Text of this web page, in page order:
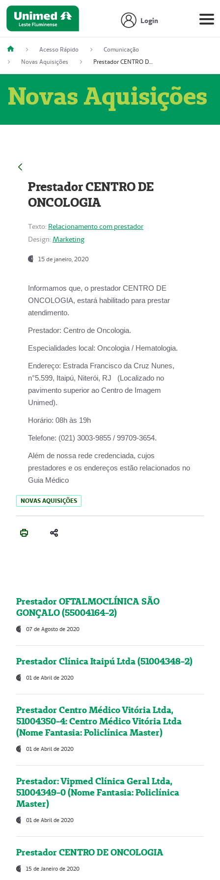
Login
Acesso Rápido
Comunicação
Novas Aquisições
Prestador CENTRO DE ONCOLOGIA
Novas Aquisições
Prestador CENTRO DE
ONCOLOGIA
Texto: Relacionamento com prestador
Design: Marketing
15 de janeiro, 2020
Informamos que, o prestador CENTRO DE
ONCOLOGIA, estará habilitado para prestar
atendimento.
Prestador: Centro de Oncologia.
Especialidades local: Oncologia / Hematologia.
Endereço: Estrada Francisco da Cruz Nunes,
n°5.599, Itaipú, Niterói, RJ (Localizado no
pavimento superior ao Centro de Imagem
Unimed).
Horário: 08h às 19h
Telefone: (021) 3003-9855 / 99709-3654.
Além de nossa rede credenciada, cujos
prestadores e os endereços estão relacionados no
Guia Médico
NOVAS AQUISIÇÕES
Prestador OFTALMOCLÍNICA SÃO
GONÇALO (55004164-2)
07 de Agosto de 2020
Prestador Clínica Itaipú Ltda (51004348-2)
01 de Abril de 2020
Prestador Centro Médico Vitória Ltda,
51004350-4: Centro Médico Vitória Ltda
(Nome Fantasia: Policlínica Master)
01 de Abril de 2020
Prestador: Vipmed Clínica Geral Ltda,
51004349-0 (Nome Fantasia: Policlínica
Master)
01 de Abril de 2020
Prestador CENTRO DE ONCOLOGIA
15 de Janeiro de 2020